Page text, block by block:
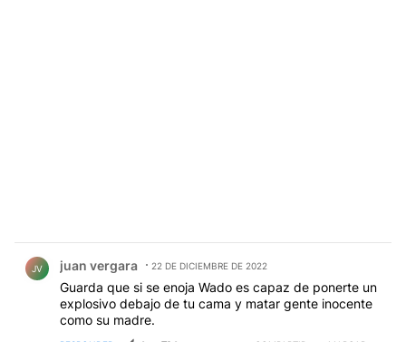
JV juan vergara 22 DE DICIEMBRE DE 2022
Guarda que si se enoja Wado es capaz de ponerte un
explosivo debajo de tu cama y matar gente inocente
como su madre.